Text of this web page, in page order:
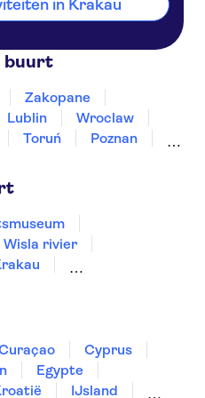
in Krakau
buurt
Zakopane
Lublin
Wroclaw
Toruń
Poznan
Wisla rivier
Cyprus
Egypte
IJsland